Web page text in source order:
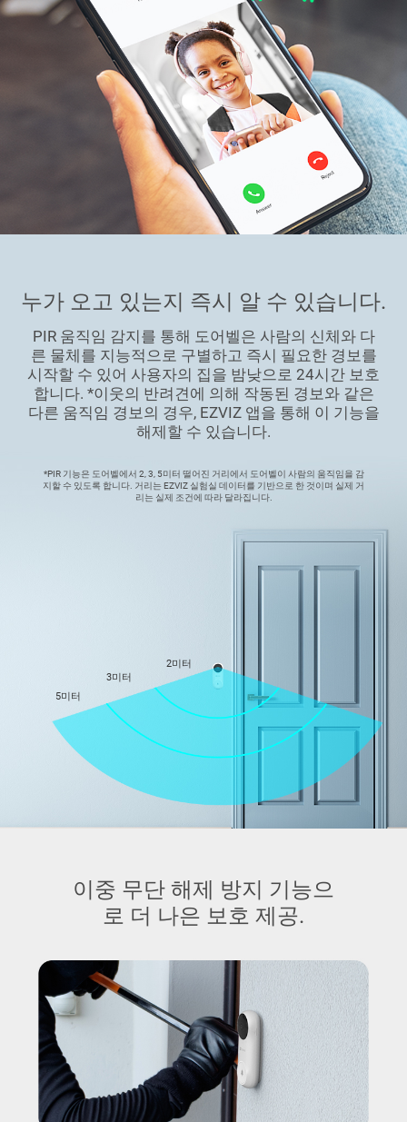
누가 오고 있는지 즉시 알 수 있습니다.
PIR 움직임 감지를 통해 도어벨은 사람의 신체와 다
른 물체를 지능적으로 구별하고 즉시 필요한 경보를
시작할 수 있어 사용자의 집을 밤낮으로 24시간 보호
합니다. *이웃의 반려견에 의해 작동된 경보와 같은
다른 움직임 경보의 경우, EZVIZ 앱을 통해 이 기능을
해제할 수 있습니다.
*PIR 기능은 도어벨에서 2, 3, 5미터 떨어진 거리에서 도어벨이 사람의 움직임을 감
지할 수 있도록 합니다. 거리는 EZVIZ 실험실 데이터를 기반으로 한 것이며 실제 거
리는 실제 조건에 따라 달라집니다.
2미터
5미터
3미터
이중 무단 해제 방지 기능으
로 더 나은 보호 제공.